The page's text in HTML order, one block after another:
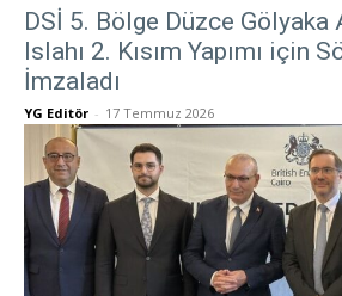
DSİ 5. Bölge Düzce Gölyaka
Islahı 2. Kısım Yapımı için
İmzaladı
YG Editör - 17 Temmuz 2026